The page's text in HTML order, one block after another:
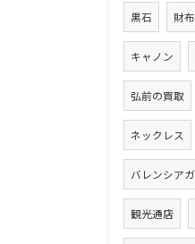
黒石 財布
キャノン
弘前の買取
ネックレス
バレンシアガ
観光通店